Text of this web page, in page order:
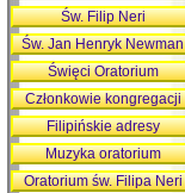
Św. Filip Neri
Św. Jan Henryk Newman
Święci Oratorium
Członkowie kongregacji
Filipińskie adresy
Muzyka oratorium
Oratorium św. Filipa Neri